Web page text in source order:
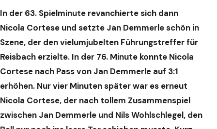
In der 63. Spielminute revanchierte sich dann
Nicola Cortese und setzte Jan Demmerle schön in
Szene, der den vielumjubelten Führungstreffer für
Reisbach erzielte. In der 76. Minute konnte Nicola
Cortese nach Pass von Jan Demmerle auf 3:1
erhöhen. Nur vier Minuten später war es erneut
Nicola Cortese, der nach tollem Zusammenspiel
zwischen Jan Demmerle und Nils Wohlschlegel, den